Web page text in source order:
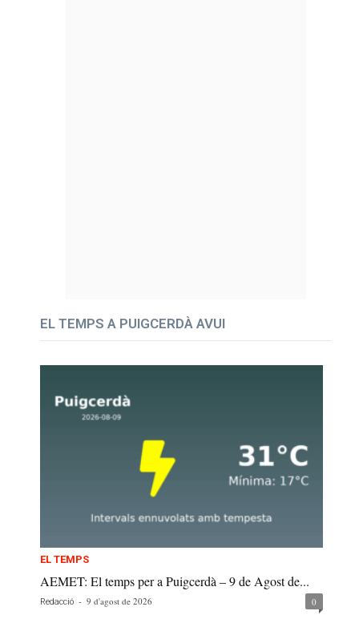
EL TEMPS A PUIGCERDÀ AVUI
EL TEMPS
AEMET: El temps per a Puigcerdà – 9 de Agost de...
Redacció - 9 d'agost de 2026 0